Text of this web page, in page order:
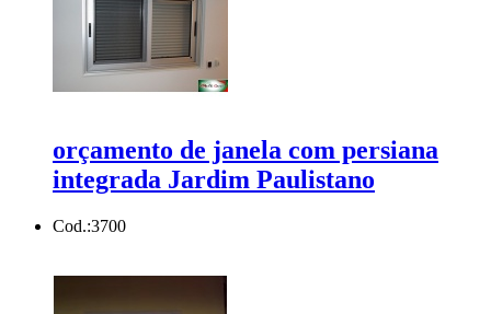
orçamento de janela com persiana
integrada Jardim Paulistano
Cod.:3700